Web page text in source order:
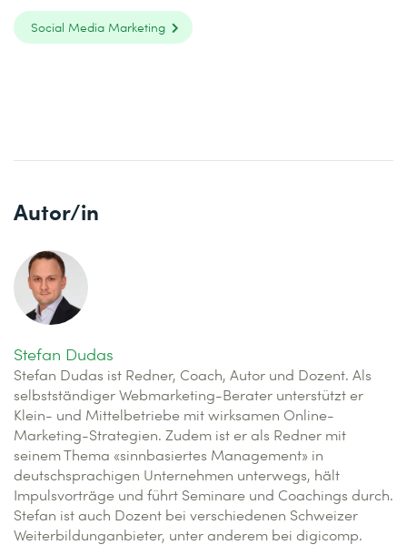
Social Media Marketing
Autor/in
Stefan Dudas
Stefan Dudas ist Redner, Coach, Autor und Dozent. Als
selbstständiger Webmarketing-Berater unterstützt er
Klein- und Mittelbetriebe mit wirksamen Online-
Marketing-Strategien. Zudem ist er als Redner mit
seinem Thema «sinnbasiertes Management» in
deutschsprachigen Unternehmen unterwegs, hält
Impulsvorträge und führt Seminare und Coachings durch.
Stefan ist auch Dozent bei verschiedenen Schweizer
Weiterbildunganbieter, unter anderem bei digicomp.